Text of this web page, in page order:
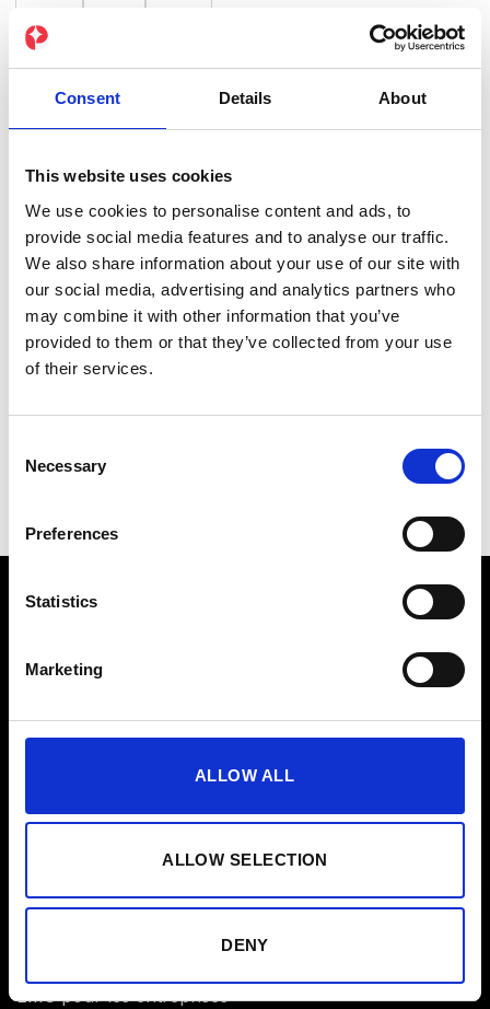
Consent Details About
This website uses cookies
We use cookies to personalise content and ads, to
provide social media features and to analyse our traffic.
We also share information about your use of our site with
our social media, advertising and analytics partners who
may combine it with other information that you’ve
provided to them or that they’ve collected from your use
of their services.
Selection
Necessary
Preferences
Statistics
Marketing
ALLOW ALL
ALLOW SELECTION
DENY
quantité de Chaussettes PEPPER Spice Crew Chili
ACHETER MAINTENANT
Expédition sous 2 à 3 jours ouvrés depuis l'Allemagne
Livraison gratuite dès 25€
Payez en 30 jours avec Klarna ou PayPal
Description
Entretien
Combinaison NOVA EMS
Combinaison Original EMS
Carte Cadeau
Affilié
EMS pour les entreprises